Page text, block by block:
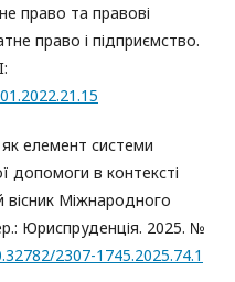
право та правові
право і підприємство.
елемент системи
допомоги в контексті
Міжнародного
Юриспруденція. 2025. №
2307-1745.2025.74.1